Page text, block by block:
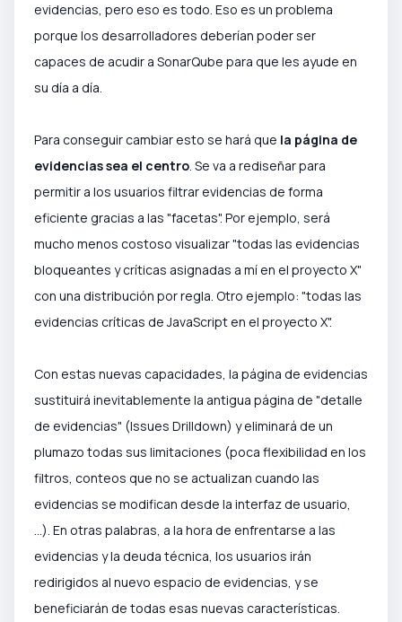
evidencias, pero eso es todo. Eso es un problema
porque los desarrolladores deberían poder ser
capaces de acudir a SonarQube para que les ayude en
su día a día.
Para conseguir cambiar esto se hará que la página de
evidencias sea el centro. Se va a rediseñar para
permitir a los usuarios filtrar evidencias de forma
eficiente gracias a las "facetas". Por ejemplo, será
mucho menos costoso visualizar "todas las evidencias
bloqueantes y críticas asignadas a mí en el proyecto X"
con una distribución por regla. Otro ejemplo: "todas las
evidencias críticas de JavaScript en el proyecto X".
Con estas nuevas capacidades, la página de evidencias
sustituirá inevitablemente la antigua página de "detalle
de evidencias" (Issues Drilldown) y eliminará de un
plumazo todas sus limitaciones (poca flexibilidad en los
filtros, conteos que no se actualizan cuando las
evidencias se modifican desde la interfaz de usuario,
...). En otras palabras, a la hora de enfrentarse a las
evidencias y la deuda técnica, los usuarios irán
redirigidos al nuevo espacio de evidencias, y se
beneficiarán de todas esas nuevas características.